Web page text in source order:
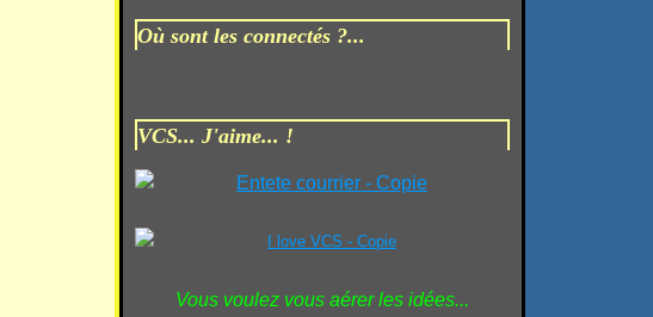
Où sont les connectés ?...
VCS... J'aime... !
Vous voulez vous aérer les idées...